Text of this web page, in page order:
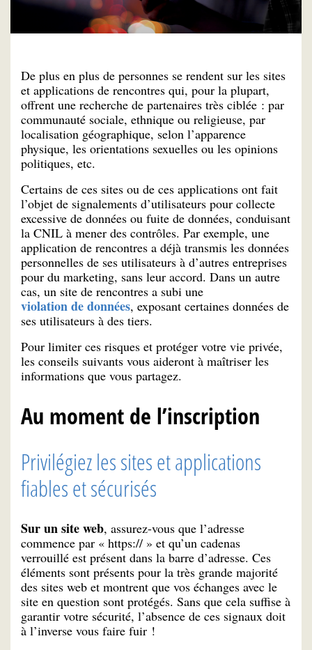
De plus en plus de personnes se rendent sur les sites
et applications de rencontres qui, pour la plupart,
offrent une recherche de partenaires très ciblée : par
communauté sociale, ethnique ou religieuse, par
localisation géographique, selon l’apparence
physique, les orientations sexuelles ou les opinions
politiques, etc.
Certains de ces sites ou de ces applications ont fait
l’objet de signalements d’utilisateurs pour collecte
excessive de données ou fuite de données, conduisant
la CNIL à mener des contrôles. Par exemple, une
application de rencontres a déjà transmis les données
personnelles de ses utilisateurs à d’autres entreprises
pour du marketing, sans leur accord. Dans un autre
cas, un site de rencontres a subi une
violation de données, exposant certaines données de
ses utilisateurs à des tiers.
Pour limiter ces risques et protéger votre vie privée,
les conseils suivants vous aideront à maîtriser les
informations que vous partagez.
Au moment de l’inscription
Privilégiez les sites et applications
fiables et sécurisés
Sur un site web, assurez-vous que l’adresse
commence par « https:// » et qu’un cadenas
verrouillé est présent dans la barre d’adresse. Ces
éléments sont présents pour la très grande majorité
des sites web et montrent que vos échanges avec le
site en question sont protégés. Sans que cela suffise à
garantir votre sécurité, l’absence de ces signaux doit
à l’inverse vous faire fuir !